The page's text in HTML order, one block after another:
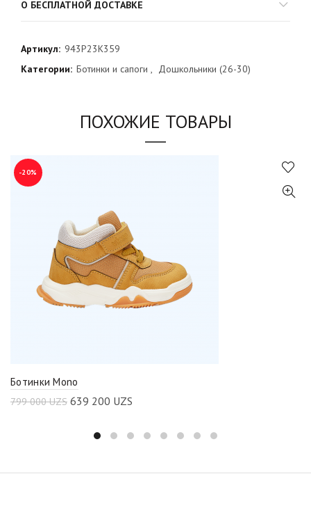
О БЕСПЛАТНОЙ ДОСТАВКЕ
Артикул: 943P23K359
Категории: Ботинки и сапоги , Дошкольники (26-30)
ПОХОЖИЕ ТОВАРЫ
-20%
Ботинки Mono
799 000UZS 639 200 UZS